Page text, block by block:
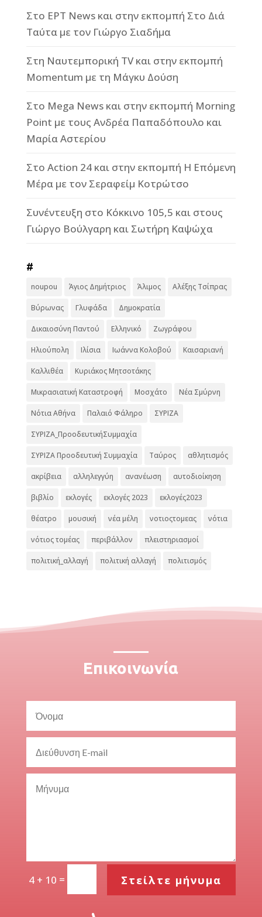
Στο ΕΡΤ News και στην εκπομπή Στο Διά
Ταύτα με τον Γιώργο Σιαδήμα
Στη Ναυτεμπορική TV και στην εκπομπή
Momentum με τη Μάγκυ Δούση
Στο Mega News και στην εκπομπή Morning
Point με τους Ανδρέα Παπαδόπουλο και
Μαρία Αστερίου
Στο Action 24 και στην εκπομπή Η Επόμενη
Μέρα με τον Σεραφείμ Κοτρώτσο
Συνέντευξη στο Κόκκινο 105,5 και στους
Γιώργο Βούλγαρη και Σωτήρη Καψώχα
#
noupou Άγιος Δημήτριος Άλιμος Αλέξης Τσίπρας
Βύρωνας Γλυφάδα Δημοκρατία
Δικαιοσύνη Παντού Ελληνικό Ζωγράφου
Ηλιούπολη Ιλίσια Ιωάννα Κολοβού Καισαριανή
Καλλιθέα Κυριάκος Μητσοτάκης
Μικρασιατική Καταστροφή Μοσχάτο Νέα Σμύρνη
Νότια Αθήνα Παλαιό Φάληρο ΣΥΡΙΖΑ
ΣΥΡΙΖΑ_ΠροοδευτικήΣυμμαχία
ΣΥΡΙΖΑ Προοδευτική Συμμαχία Ταύρος αθλητισμός
ακρίβεια αλληλεγγύη ανανέωση αυτοδιοίκηση
βιβλίο εκλογές εκλογές 2023 εκλογές2023
θέατρο μουσική νέα μέλη νοτιοςτομεας νότια
νότιος τομέας περιβάλλον πλειστηριασμοί
πολιτική_αλλαγή πολιτική αλλαγή πολιτισμός
Επικοινωνία
4 + 10 = Στείλτε μήνυμα